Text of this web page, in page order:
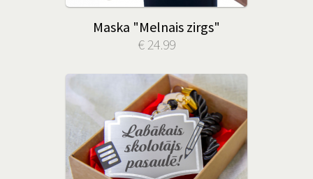
Maska "Melnais zirgs"
€ 24.99